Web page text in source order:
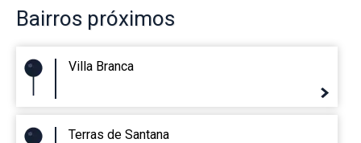
Bairros próximos
Villa Branca
Terras de Santana